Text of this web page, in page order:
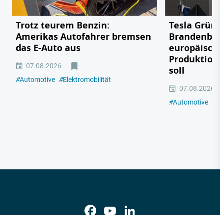
Trotz teurem Benzin:
Amerikas Autofahrer bremsen
das E-Auto aus
07.08.2026
#Automotive #Elektromobilität
Tesla
soll
07.08.2026
#Automotive